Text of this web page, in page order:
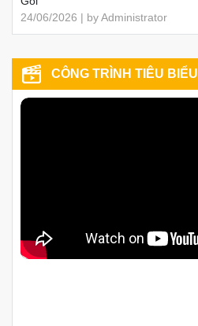
24/06/2026 | by Administrator
CÔNG TRÌNH TIÊU BIỂU